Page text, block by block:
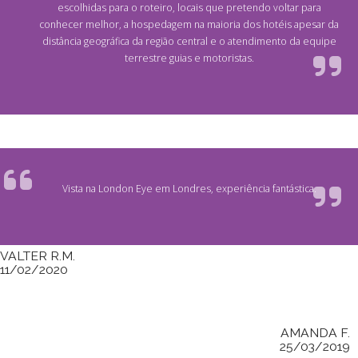
escolhidas para o roteiro, locais que pretendo voltar para
conhecer melhor, a hospedagem na maioria dos hotéis apesar da
distância geográfica da região central e o atendimento da equipe
terrestre guias e motoristas.
Vista na London Eye em Londres, experiência fantástica.
VALTER R.M.
11/02/2020
AMANDA F.
25/03/2019